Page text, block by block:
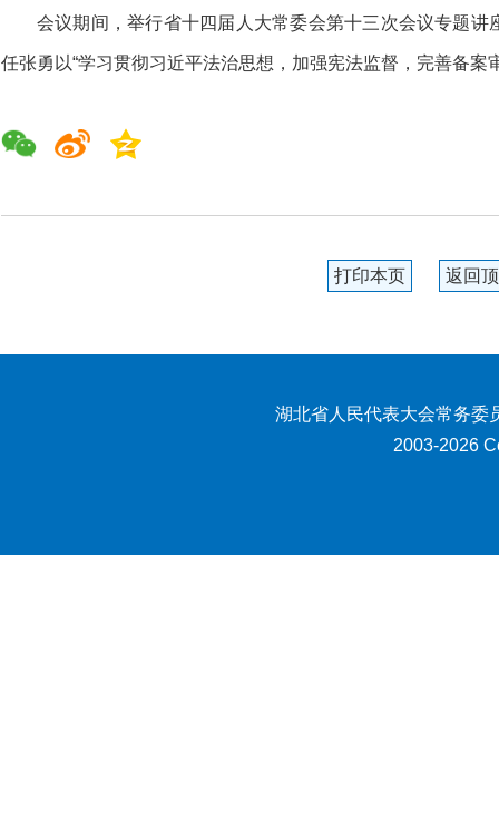
会议期间，举行省十四届人大常委会第十三次会议专题
任张勇以“学习贯彻习近平法治思想，加强宪法监督，完善备案
打印本页 返回
湖北省人民代表大会常务委
2003-2026